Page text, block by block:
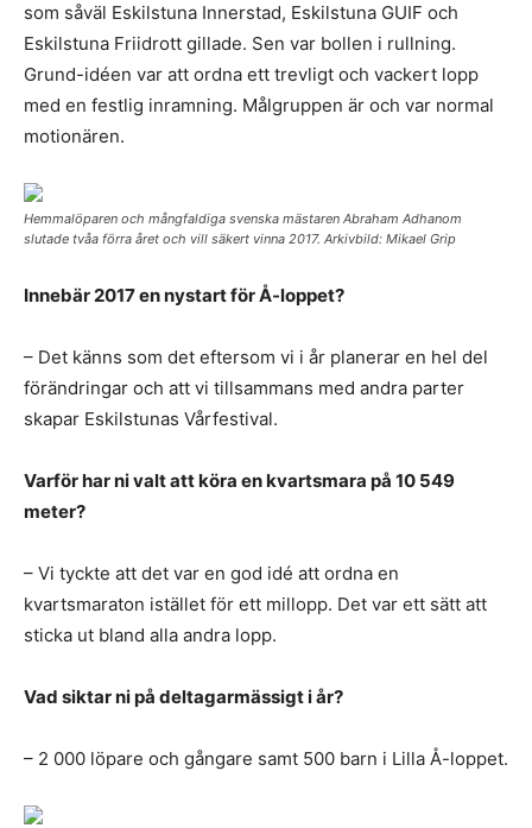
som såväl Eskilstuna Innerstad, Eskilstuna GUIF och
Eskilstuna Friidrott gillade. Sen var bollen i rullning.
Grund-idéen var att ordna ett trevligt och vackert lopp
med en festlig inramning. Målgruppen är och var normal
motionären.
Hemmalöparen och mångfaldiga svenska mästaren Abraham Adhanom
slutade tvåa förra året och vill säkert vinna 2017. Arkivbild: Mikael Grip
Innebär 2017 en nystart för Å-loppet?
– Det känns som det eftersom vi i år planerar en hel del
förändringar och att vi tillsammans med andra parter
skapar Eskilstunas Vårfestival.
Varför har ni valt att köra en kvartsmara på 10 549
meter?
– Vi tyckte att det var en god idé att ordna en
kvartsmaraton istället för ett millopp. Det var ett sätt att
sticka ut bland alla andra lopp.
Vad siktar ni på deltagarmässigt i år?
– 2 000 löpare och gångare samt 500 barn i Lilla Å-loppet.